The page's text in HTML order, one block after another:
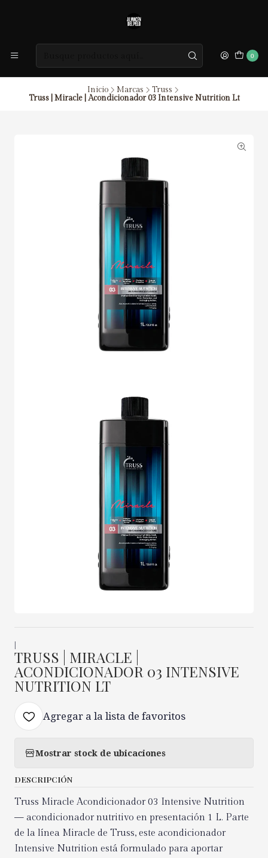
0
Inicio Marcas
Truss
Truss | Miracle | Acondicionador 03 Intensive Nutrition Lt
TRUSS | MIRACLE |
ACONDICIONADOR 03 INTENSIVE
NUTRITION LT
Agregar a la lista de favoritos
Mostrar stock de ubicaciones
DESCRIPCIÓN
Truss Miracle Acondicionador 03 Intensive Nutrition
— acondicionador nutritivo en presentación 1 L. Parte
de la línea Miracle de Truss, este acondicionador
Intensive Nutrition está formulado para aportar